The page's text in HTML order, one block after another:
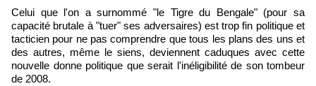
Celui que l'on a surnommé "le Tigre du Bengale" (pour sa
capacité brutale à "tuer" ses adversaires) est trop fin politique et
tacticien pour ne pas comprendre que tous les plans des uns et
des autres, même le siens, deviennent caduques avec cette
nouvelle donne politique que serait l'inéligibilité de son tombeur
de 2008.